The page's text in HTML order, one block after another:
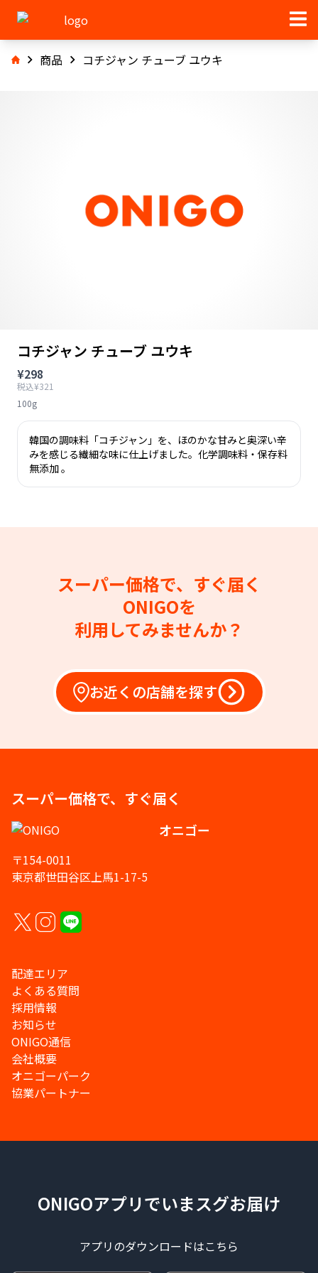
商品 コチジャン チューブ ユウキ
コチジャン チューブ ユウキ
¥298
税込¥321
100g
韓国の調味料「コチジャン」を、ほのかな甘みと奥深い辛
みを感じる繊細な味に仕上げました。化学調味料・保存料
無添加 。
スーパー価格で、すぐ届く
ONIGOを
利用してみませんか？
お近くの店舗を探す
スーパー価格で、すぐ届く
オニゴー
〒154-0011
東京都世田谷区上馬1-17-5
配達エリア
よくある質問
採用情報
お知らせ
ONIGO通信
会社概要
オニゴーパーク
協業パートナー
ONIGOアプリでいまスグお届け
アプリのダウンロードはこちら